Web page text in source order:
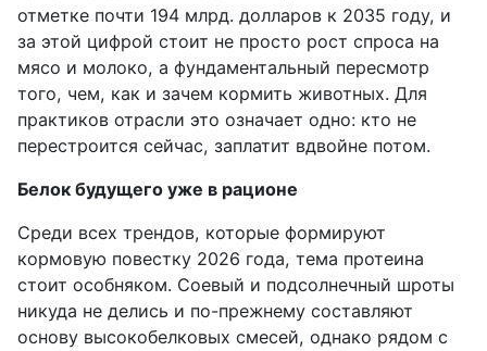
отметке почти 194 млрд. долларов к 2035 году, и
за этой цифрой стоит не просто рост спроса на
мясо и молоко, а фундаментальный пересмотр
того, чем, как и зачем кормить животных. Для
практиков отрасли это означает одно: кто не
перестроится сейчас, заплатит вдвойне потом.
Белок будущего уже в рационе
Среди всех трендов, которые формируют
кормовую повестку 2026 года, тема протеина
стоит особняком. Соевый и подсолнечный шроты
никуда не делись и по-прежнему составляют
основу высокобелковых смесей, однако рядом с